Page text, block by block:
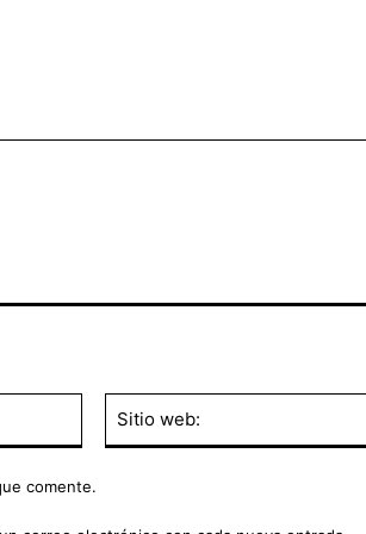
electrónico:*
comente.